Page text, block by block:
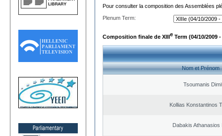
Pour consulter la composition des Assemblées
Plenum Term:
Composition finale de XIIIe Term (04/10/2009 -
Nom et Prénom
Tsoumanis
Kollias Konstantinos
Dabakis Athanasios